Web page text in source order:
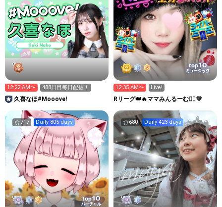
12:22 AM〜 488日目毎日配信！
久喜なほ#Mooove!
top10
ミュージック
12:35 AM〜 Live!
Rリーグ👑🔥ママみんるーむ💁‍♀️💜
717 Daily 805 days
top10
バーチャル
680 Daily 423 days